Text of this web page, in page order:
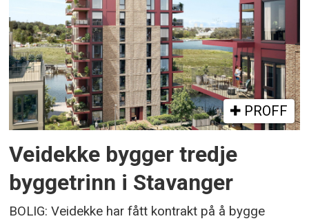
PROFF
Veidekke bygger tredje
byggetrinn i Stavanger
BOLIG: Veidekke har fått kontrakt på å bygge